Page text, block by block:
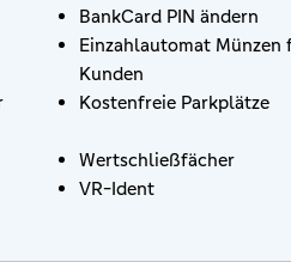
BankCard PIN ändern
Einzahlautomat Münzen
Kunden
Kostenfreie Parkplätze
Wertschließfächer
VR-Ident